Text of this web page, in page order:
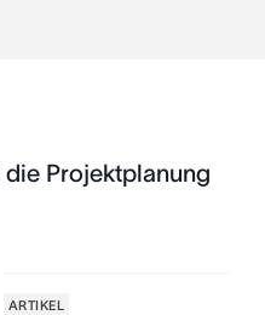
Projektplanung
ARTIKEL